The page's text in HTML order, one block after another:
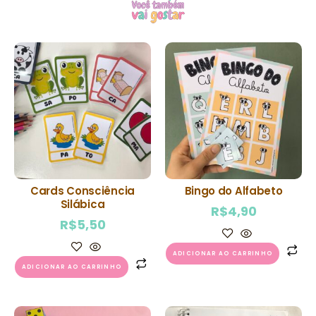
Cards Consciência
Silábica
R$5,50
ADICIONAR AO CARRINHO
Bingo do Alfabeto
R$4,90
ADICIONAR AO CARRINHO